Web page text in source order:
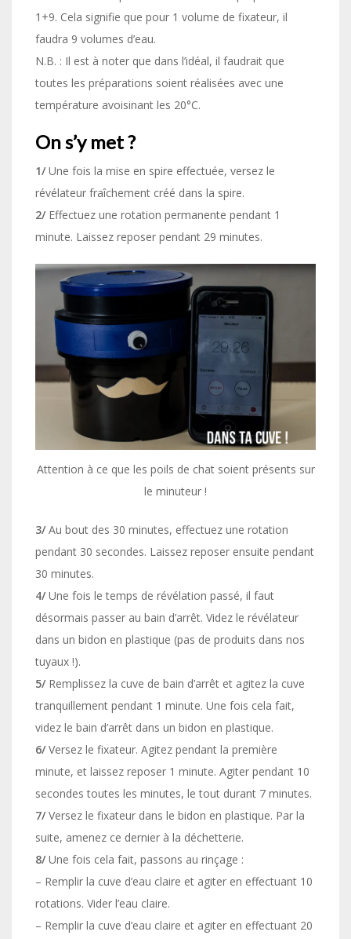
1+9. Cela signifie que pour 1 volume de fixateur, il
faudra 9 volumes d’eau.
N.B. : Il est à noter que dans l’idéal, il faudrait que
toutes les préparations soient réalisées avec une
température avoisinant les 20°C.
On s’y met ?
1/Une fois la mise en spire effectuée, versez le
révélateur fraîchement créé dans la spire.
2/Effectuez une rotation permanente pendant 1
minute. Laissez reposer pendant 29 minutes.
Attention à ce que les poils de chat soient présents sur
le minuteur !
3/Au bout des 30 minutes, effectuez une rotation
pendant 30 secondes. Laissez reposer ensuite pendant
30 minutes.
4/Une fois le temps de révélation passé, il faut
désormais passer au bain d’arrêt. Videz le révélateur
dans un bidon en plastique (pas de produits dans nos
tuyaux !).
5/Remplissez la cuve de bain d’arrêt et agitez la cuve
tranquillement pendant 1 minute. Une fois cela fait,
videz le bain d’arrêt dans un bidon en plastique.
6/Versez le fixateur. Agitez pendant la première
minute, et laissez reposer 1 minute. Agiter pendant 10
secondes toutes les minutes, le tout durant 7 minutes.
7/Versez le fixateur dans le bidon en plastique. Par la
suite, amenez ce dernier à la déchetterie.
8/Une fois cela fait, passons au rinçage :
– Remplir la cuve d’eau claire et agiter en effectuant 10
rotations. Vider l’eau claire.
– Remplir la cuve d’eau claire et agiter en effectuant 20